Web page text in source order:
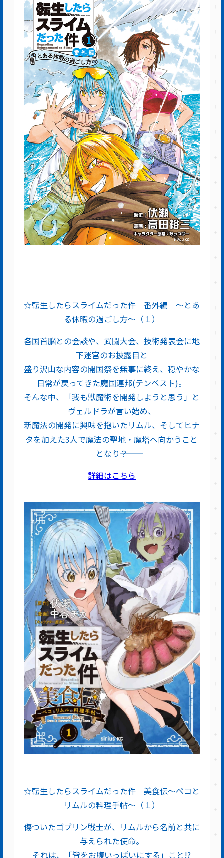
☆転生したらスライムだった件 番外編 ～とあ
る休暇の過ごし方～（１）
各国首脳との会談や、武闘大会、技術発表会に地
下迷宮のお披露目と
盛り沢山な内容の開国祭を無事に終え、穏やかな
日常が戻ってきた魔国連邦(テンペスト)。
そんな中、「我も獣魔術を開発しようと思う」と
ヴェルドラが言い始め、
新魔法の開発に興味を抱いたリムル、そしてヒナ
タを加えた3人で魔法の聖地・魔塔へ向かうこと
となり―――？
詳細はこちら
☆転生したらスライムだった件 美食伝～ペコと
リムルの料理手帖～（１）
傷ついたゴブリン戦士が、リムルから名前と共に
与えられた使命。
それは、「皆をお腹いっぱいにする」こと!?